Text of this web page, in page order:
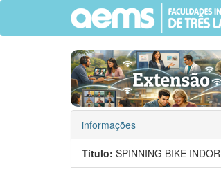
informações
Título: SPINNING BIKE INDOR